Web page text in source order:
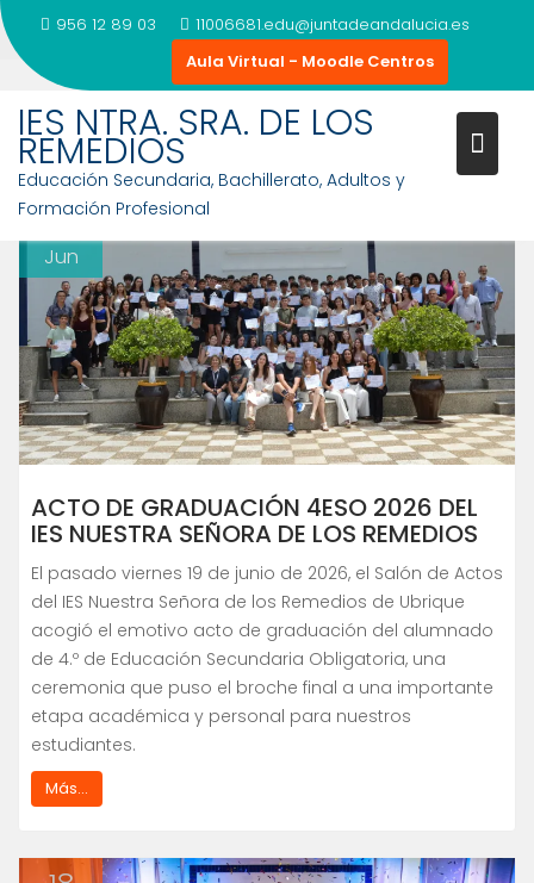
Saltar
al
contenido
956 12 89 03
11006681.edu@juntadeandalucia.es
Aula Virtual - Moodle Centros
IES NTRA. SRA. DE LOS
REMEDIOS
Educación Secundaria, Bachillerato, Adultos y
Formación Profesional
NOTICIAS
23
Jun
ACTO DE GRADUACIÓN 4ESO 2026 DEL
IES NUESTRA SEÑORA DE LOS REMEDIOS
El pasado viernes 19 de junio de 2026, el Salón de Actos
del IES Nuestra Señora de los Remedios de Ubrique
acogió el emotivo acto de graduación del alumnado
de 4.º de Educación Secundaria Obligatoria, una
ceremonia que puso el broche final a una importante
etapa académica y personal para nuestros
estudiantes.
Más...